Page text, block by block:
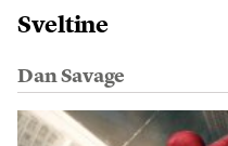
Sveltine
Dan Savage